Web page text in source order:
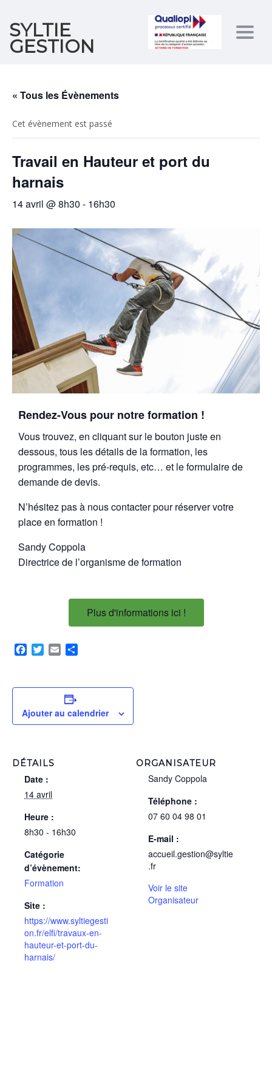
SYLTIE
GESTION
« Tous les Évènements
Cet évènement est passé
Travail en Hauteur et port du
harnais
14 avril @ 8h30 - 16h30
Rendez-Vous pour notre formation !
Vous trouvez, en cliquant sur le bouton juste en
dessous, tous les détails de la formation, les
programmes, les pré-requis, etc… et le formulaire de
demande de devis.
N’hésitez pas à nous contacter pour réserver votre
place en formation !
Sandy Coppola
Directrice de l’organisme de formation
Plus d'informations ici !
Facebook
TwitterEmail
Ajouter au calendrier
DÉTAILS
Date :
14 avril
Heure :
8h30 - 16h30
Catégorie
d’évènement:
Formation
Site :
https://www.syltiegesti
on.fr/elfi/travaux-en-
hauteur-et-port-du-
harnais/
ORGANISATEUR
Sandy Coppola
Téléphone :
07 60 04 98 01
E-mail :
accueil.gestion@syltie
.fr
Voir le site
Organisateur